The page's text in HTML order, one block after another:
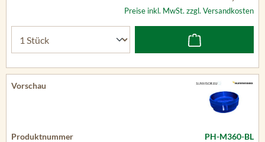
Preise inkl. MwSt. zzgl. Versandkosten
PH-M360-BL